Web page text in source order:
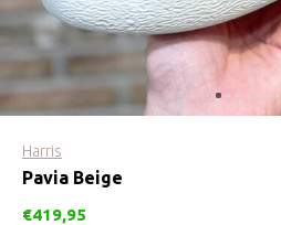
Harris
Pavia Beige
€419,95